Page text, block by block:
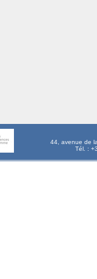
44, avenue de
Tél. :